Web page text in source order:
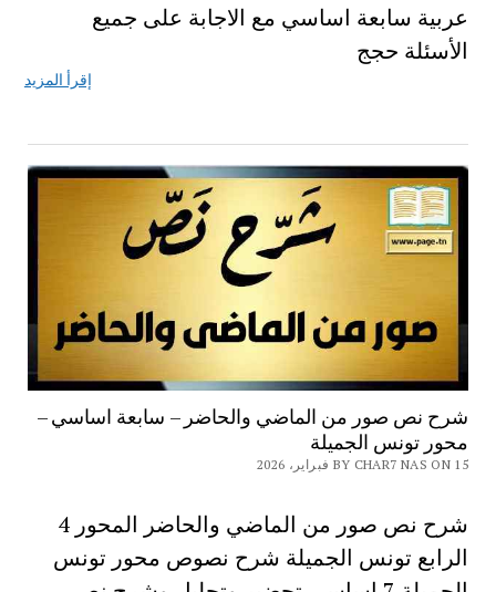
عربية سابعة اساسي مع الاجابة على جميع
الأسئلة حجج
إقرأ المزيد
شرح نص صور من الماضي والحاضر – سابعة اساسي –
محور تونس الجميلة
BY CHAR7 NAS ON 15 فبراير، 2026
شرح نص صور من الماضي والحاضر المحور 4
الرابع تونس الجميلة شرح نصوص محور تونس